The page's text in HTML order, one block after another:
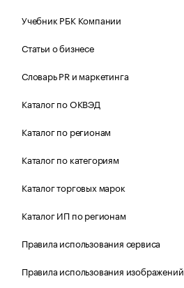
Учебник РБК Компании
Статьи о бизнесе
Словарь PR и маркетинга
Каталог по ОКВЭД
Каталог по регионам
Каталог по категориям
Каталог торговых марок
Каталог ИП по регионам
Правила использования сервиса
Правила использования изображений